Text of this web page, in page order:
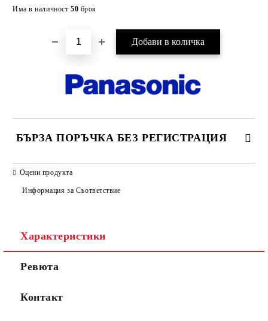
Има в наличност 50 броя
БЪРЗА ПОРЪЧКА БЕЗ РЕГИСТРАЦИЯ
Ние ще се свържем с вас в рамките на работния ден.
Оцени продукта
Информация за Съответствие
Характеристики
Ревюта
Контакт